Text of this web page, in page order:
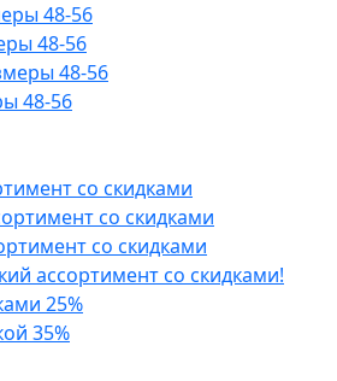
48-56
48-56
48-56
48-56
со скидками
со скидками
со скидками
ассортимент со скидками!
25%
35%